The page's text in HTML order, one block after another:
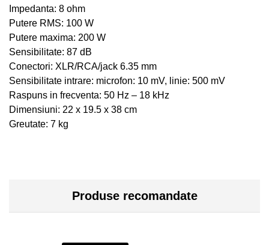
Impedanta: 8 ohm
Putere RMS: 100 W
Putere maxima: 200 W
Sensibilitate: 87 dB
Conectori: XLR/RCA/jack 6.35 mm
Sensibilitate intrare: microfon: 10 mV, linie: 500 mV
Raspuns in frecventa: 50 Hz – 18 kHz
Dimensiuni: 22 x 19.5 x 38 cm
Greutate: 7 kg
Produse recomandate